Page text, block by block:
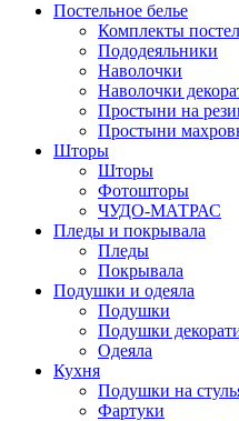
Постельное белье
Комплекты
Пододеяльники
Наволочки
Наволочки
Простыни на
Простыни
Шторы
Шторы
Фотошторы
ЧУДО-МАТРАС
Пледы и покрывала
Пледы
Покрывала
Подушки и одеяла
Подушки
Подушки
Одеяла
Кухня
Подушки на
Фартуки